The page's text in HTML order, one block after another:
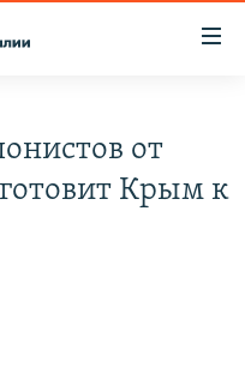
СОПРОТИВЛЕНИЯ
от
Крым к